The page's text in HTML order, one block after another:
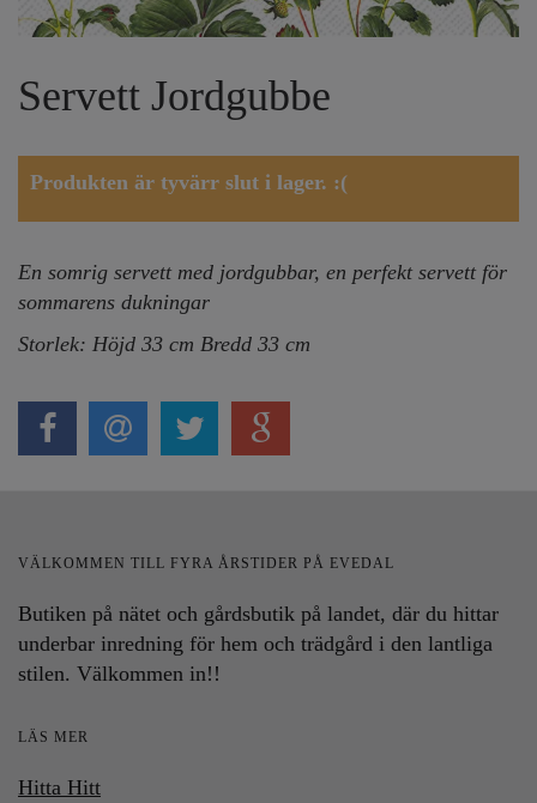
Servett Jordgubbe
Produkten är tyvärr slut i lager. :(
En somrig servett med jordgubbar, en perfekt servett för
sommarens dukningar
Storlek: Höjd 33 cm Bredd 33 cm
VÄLKOMMEN TILL FYRA ÅRSTIDER PÅ EVEDAL
Butiken på nätet och gårdsbutik på landet, där du hittar
underbar inredning för hem och trädgård i den lantliga
stilen. Välkommen in!!
LÄS MER
Hitta Hitt